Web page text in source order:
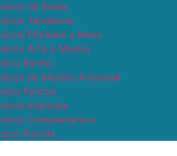
de Roble
Tendencia
Pintados a Mano
Arte y Música
Bambú
de Madera Artesanal
Pericon
Infantiles
Complementos
Puntilla